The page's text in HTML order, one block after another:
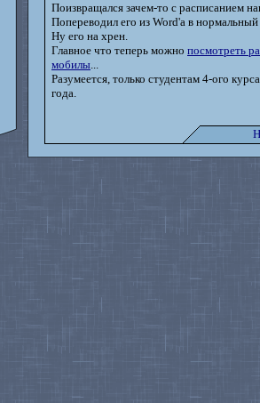
Поизвращался зачем-то с расписанием
Попереводил его из Word'а в
Ну его на хрен.
Главное что теперь можно посмотреть
мобилы...
Разумеется, только студентам 4-ого
года.